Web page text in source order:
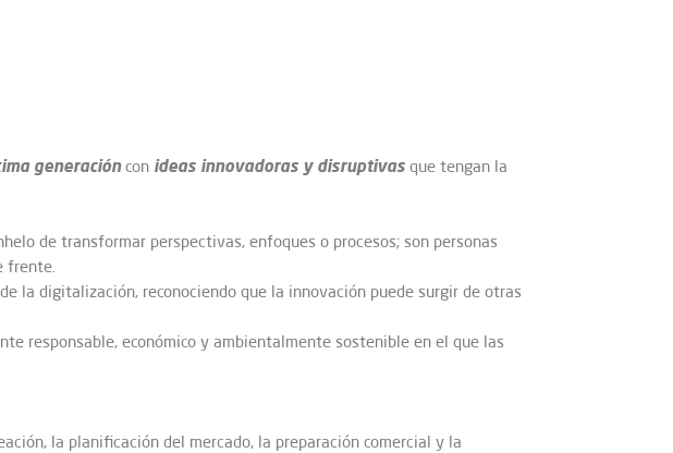
generacióncon ideas innovadoras y disruptivas que tengan la
de transformar perspectivas, enfoques o procesos; son personas
frente.
la digitalización, reconociendo que la innovación puede surgir de otras
responsable, económico y ambientalmente sostenible en el que las
la planificación del mercado, la preparación comercial y la